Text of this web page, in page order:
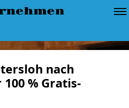
nach
% Gratis-